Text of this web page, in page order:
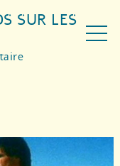
SUR LES